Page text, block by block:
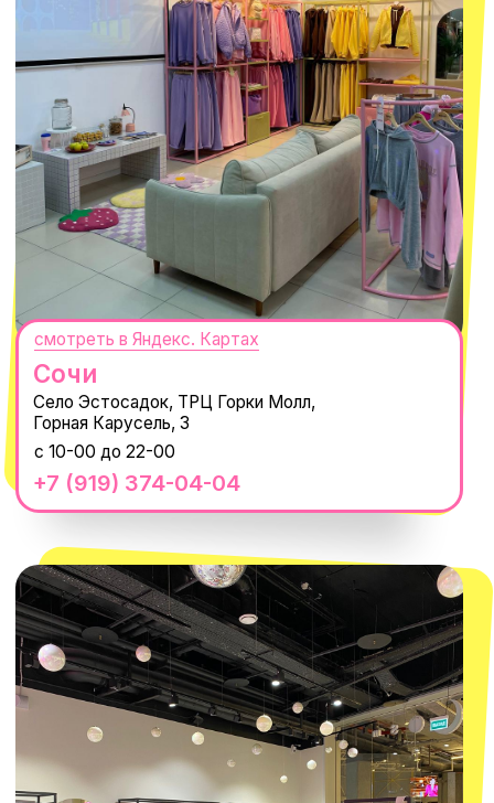
+7 (932) 602-41-15
ТРК «Европолис Ростокино»
ул. Проспект Мира, 211 к2
с 10-00 до 22-00
смотреть в Яндекс.Картах
Оплата долями
Size guide
Обмен и возврат
Доставка и оплата
ПОКУПАТЕЛЯМ
Вакансии
Магазины
Наши путешествия
Наши проекты
Новости
Каталог
О КОМПАНИИ
Нажимая "Подписаться", вы соглашаетесь с Политикой обработки
персональных данных
Согласием на рассылку электронных
сообщений
СЕКРЕТНЫЕ ПРОМОКОДЫ, ПРИГЛАШЕНИЯ
НА МЕРОПРИЯТИЯ И АНОНСЫ НОВИНОК
РАНЬШЕ ВСЕХ
@MACROCOSM_STORE
MACROCOSM
14'000+ подписчиков в нашем Telegram-канале